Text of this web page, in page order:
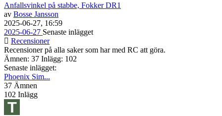
Anfallsvinkel på stabbe, Fokker DR1
av Bosse Jansson
2025-06-27, 16:59
2025-06-27 Senaste inlägget
Recensioner
Recensioner på alla saker som har med RC att göra.
Ämnen: 37 Inlägg: 102
Senaste inlägget:
Phoenix Sim...
37 Ämnen
102 Inlägg